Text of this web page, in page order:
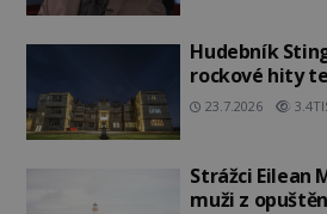
Hudebník
rockové hity
23.7.2026
Strážci Eilean
muži z